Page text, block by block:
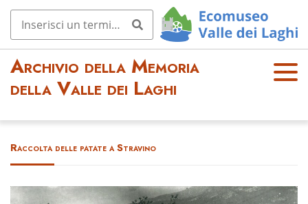
Archivio della Memoria
della Valle dei Laghi
OPE
Raccolta delle patate a Stravino